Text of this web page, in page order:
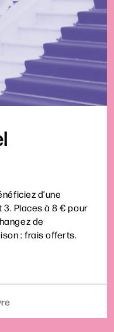
d’une
3. Places à 8 € pour
de
: frais offerts.